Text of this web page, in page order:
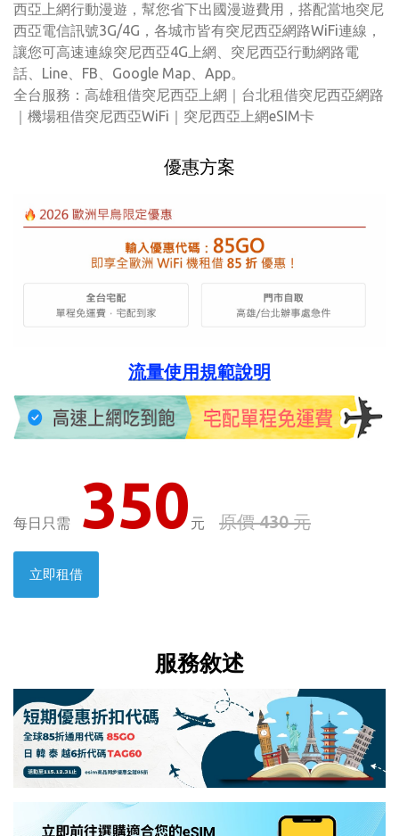
西亞上網行動漫遊，幫您省下出國漫遊費用，搭配當地突尼
西亞電信訊號3G/4G，各城市皆有突尼西亞網路WiFi連線，
讓您可高速連線突尼西亞4G上網、突尼西亞行動網路電
話、Line、FB、Google Map、App。
全台服務：高雄租借突尼西亞上網｜台北租借突尼西亞網路
｜機場租借突尼西亞WiFi｜突尼西亞上網eSIM卡
優惠方案
流量使用規範說明
每日只需 350 元 原價 430 元
立即租借
服務敘述